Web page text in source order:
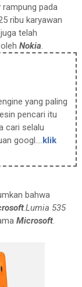
rampung pada
ribu karyawan
telah
Nokia.
yang paling
pencari itu
cari selalu
googl....klik
bahwa
.Lumia 535
Microsoft.